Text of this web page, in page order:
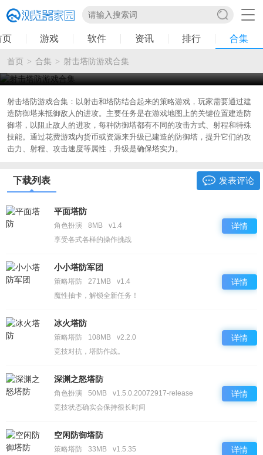
页 游戏 软件 资讯 排行 合集
首页 > 合集 > 射击塔防游戏合集
射击塔防游戏合集
射击塔防游戏合集：以射击和塔防结合起来的策略游戏，玩家需要通过建
造防御塔来抵御敌人的进攻。主要任务是在游戏地图上的关键位置建造防
御塔，以阻止敌人的进攻，每种防御塔都有不同的攻击方式、射程和特殊
技能。通过花费游戏内货币或资源来升级已建造的防御塔，提升它们的攻
击力、射程、攻击速度等属性，升级是确保塔实力。
发表评论
下载列表
平面塔防
角色扮演 8MB
v1.4
享受各式各样的操作挑战
详情
小小塔防军团
策略塔防 271MB
v1.4
魔性抽卡，解锁全新任务！
详情
冰火塔防
策略塔防 108MB
v2.2.0
竞技对抗，塔防作战。
详情
深渊之怒塔防
角色扮演 50MB
v1.5.0.20072917-release
竞技状态确实会保持很长时间
详情
空闲防御塔防
策略塔防 33MB
v1.5.35
详情